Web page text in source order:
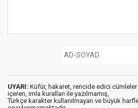
UYARI: Küfür, hakaret, rencide edici cümleler
içeren, imla kuralları ile yazılmamış,
Türkçe karakter kullanılmayan ve büyük